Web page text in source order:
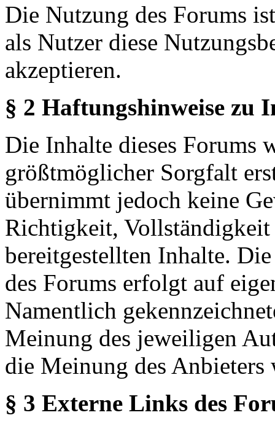
Die Nutzung des Forums
als Nutzer diese
akzeptieren.
§ 2 Haftungshinweise zu
Die Inhalte dieses Forums
größtmöglicher Sorgfalt
übernimmt jedoch keine
Richtigkeit,
bereitgestellten Inhalte.
des Forums erfolgt auf
Namentlich
Meinung des jeweiligen
die Meinung des Anbieters
§ 3 Externe Links des